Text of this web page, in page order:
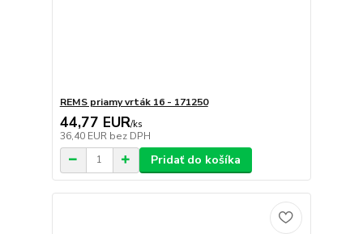
REMS priamy vrták 16 - 171250
44,77 EUR/ks
36,40 EUR bez DPH
Pridať do košíka